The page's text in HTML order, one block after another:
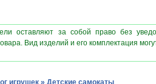
оставляют за собой право без
Вид изделий и его комплектация
игрушек » Детские самокаты